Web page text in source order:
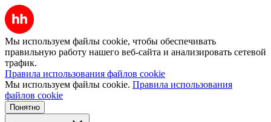
Мы используем файлы cookie, чтобы обеспечивать
правильную работу нашего веб-сайта и анализировать сетевой
трафик.
Правила использования файлов cookie
Мы используем файлы cookie. Правила использования
файлов cookie
Понятно